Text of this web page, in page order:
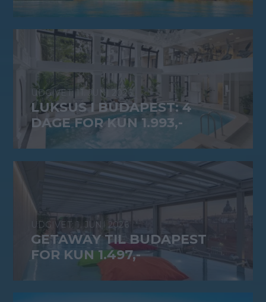
11. JUNI 2026
LUKSUS I BUDAPEST: 4
DAGE FOR KUN 1.993,-
1. JUNI 2026
GETAWAY TIL BUDAPEST
FOR KUN 1.497,-